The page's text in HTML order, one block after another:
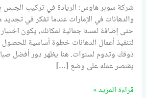
شركة سوبر هاوس: الريادة في تركيب الجبس
والدهانات في الإمارات عندما تفكر في تجديد
حتى إضافة لمسة جمالية لمكانك، يكون
لتنفيذ أعمال الدهانات خطوة أساسية
ذوقك وتدوم لسنوات. هنا يظهر دور أفضل
يقتصر عمله على وضع […]
قراءة المزيد »